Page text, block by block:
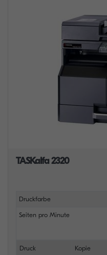
TASKalfa 2320
Druckfarbe
Seiten pro Minute
Druck Kopie